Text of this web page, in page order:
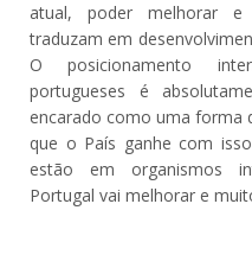
atual, poder melhorar e
traduzam em
O posicionamento
portugueses é
encarado como uma forma
que o País ganhe com
estão em organismos
Portugal vai melhorar e